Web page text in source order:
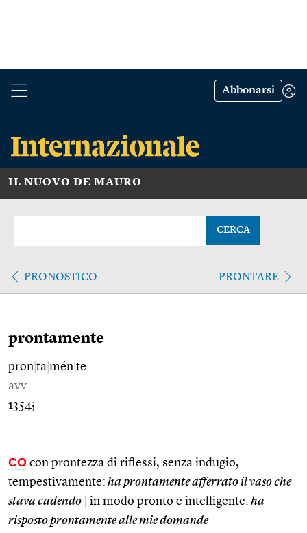
Abbonarsi
IL NUOVO DE MAURO
CERCA
PRONOSTICO PRONTARE
prontamente
pron ta mén te
avv.
1354;
CO con prontezza di riflessi, senza indugio,
tempestivamente: ha prontamente afferrato il vaso che
stava cadendo
in modo pronto e intelligente: ha
risposto prontamente alle mie domande